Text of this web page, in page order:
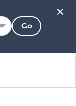
Go